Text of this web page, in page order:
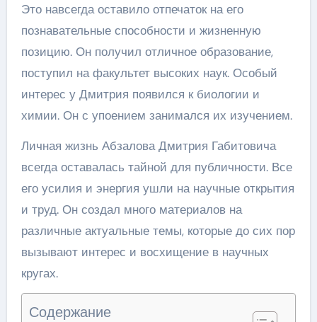
Это навсегда оставило отпечаток на его
познавательные способности и жизненную
позицию. Он получил отличное образование,
поступил на факультет высоких наук. Особый
интерес у Дмитрия появился к биологии и
химии. Он с упоением занимался их изучением.
Личная жизнь Абзалова Дмитрия Габитовича
всегда оставалась тайной для публичности. Все
его усилия и энергия ушли на научные открытия
и труд. Он создал много материалов на
различные актуальные темы, которые до сих пор
вызывают интерес и восхищение в научных
кругах.
Содержание